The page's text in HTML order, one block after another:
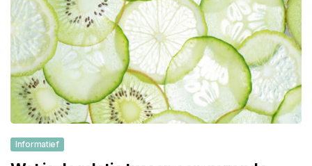
Informatief